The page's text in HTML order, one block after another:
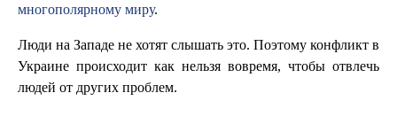
многополярному миру.
Люди на Западе не хотят слышать это. Поэтому конфликт в
Украине происходит как нельзя вовремя, чтобы отвлечь
людей от других проблем.